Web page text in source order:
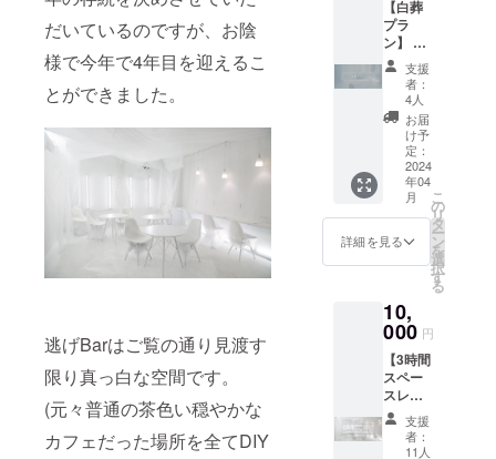
だいているのですが、お陰
様で今年で4年目を迎えるこ
とができました。
逃げBarはご覧の通り見渡す
限り真っ白な空間です。
(元々普通の茶色い穏やかな
カフェだった場所を全てDIY
のを設
置され
たいか
ご記載
くださ
い。
場合は
要相
談。最
低限の
マナー
を守っ
て撮影
をしま
しょ
う。 ※
事前の
日程調
整方
法：ご
いた
メール
アドレ
ス宛に
１日店
長より
ご連絡
させて
いただ
レジッ
トも表
記させ
ていた
だくこ
とが可
能で
す。 ご
希望の
場合は
備考欄
へ下記
情報を
ご入力
のクレ
ジット
名 ②ご
希望の
URL
【白葬
プラ
ン】 ・
逃げBar
を最大2
時間お1
人で貸
切、棺
桶に
入って
臨死体
験がで
きま
す。 ・
入棺時
間はご
決めて
いただ
けま
す。 ・
ご希望
あれば
入棺前
の遺影
撮影、
支援
者：
4人
お届
け予
定：
2024
年04
月
詳細を見る
こ
の
リ
タ
ー
ン
を
選
択
す
る
10,
000 円
【3時間
スペー
スレン
タルプ
ラン】
・撮影
支援
者：
11人